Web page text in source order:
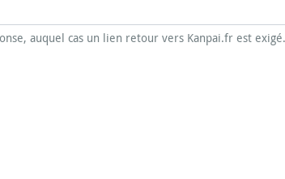
auquel cas un lien retour vers Kanpai.fr est exigé.